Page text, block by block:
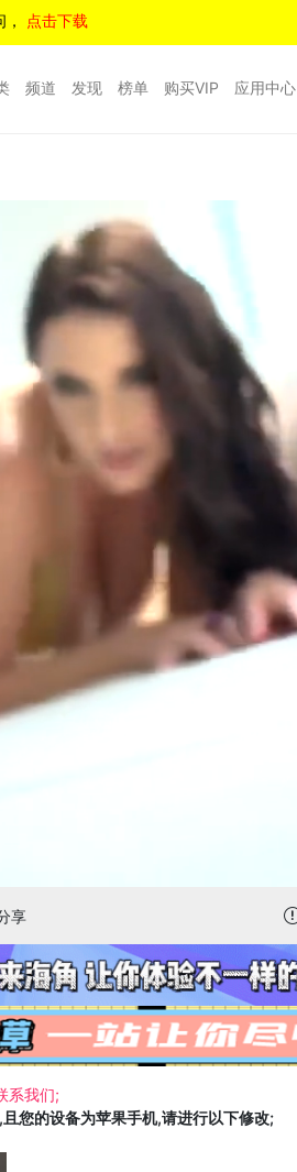
点击下载
频道 发现 榜单 购买VIP 应用中心
享
系我们;
您的设备为苹果手机,请进行以下修改;